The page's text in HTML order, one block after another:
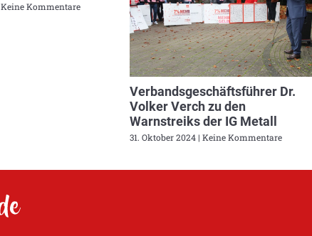
Keine Kommentare
Verbandsgeschäftsführer Dr.
Volker Verch zu den
Warnstreiks der IG Metall
31. Oktober 2024 Keine Kommentare